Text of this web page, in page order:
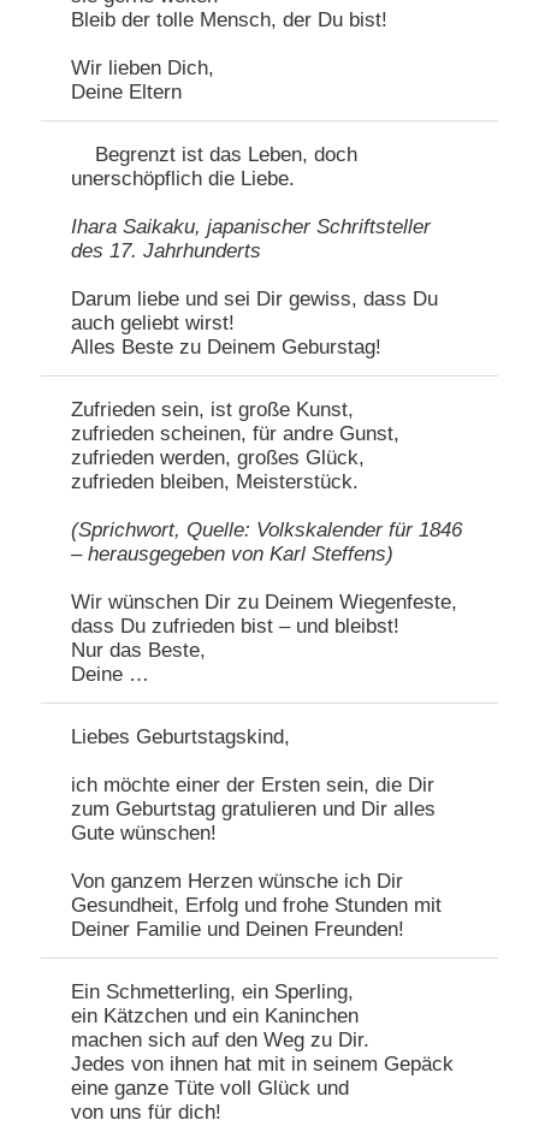
Bleib der tolle Mensch, der Du bist!
Wir lieben Dich,
Deine Eltern
Begrenzt ist das Leben, doch
unerschöpflich die Liebe.
Ihara Saikaku, japanischer Schriftsteller
des 17. Jahrhunderts
Darum liebe und sei Dir gewiss, dass Du
auch geliebt wirst!
Alles Beste zu Deinem Geburstag!
Zufrieden sein, ist große Kunst,
zufrieden scheinen, für andre Gunst,
zufrieden werden, großes Glück,
zufrieden bleiben, Meisterstück.
(Sprichwort, Quelle: Volkskalender für 1846
– herausgegeben von Karl Steffens)
Wir wünschen Dir zu Deinem Wiegenfeste,
dass Du zufrieden bist – und bleibst!
Nur das Beste,
Deine …
Liebes Geburtstagskind,
ich möchte einer der Ersten sein, die Dir
zum Geburtstag gratulieren und Dir alles
Gute wünschen!
Von ganzem Herzen wünsche ich Dir
Gesundheit, Erfolg und frohe Stunden mit
Deiner Familie und Deinen Freunden!
Ein Schmetterling, ein Sperling,
ein Kätzchen und ein Kaninchen
machen sich auf den Weg zu Dir.
Jedes von ihnen hat mit in seinem Gepäck
eine ganze Tüte voll Glück und
von uns für dich!